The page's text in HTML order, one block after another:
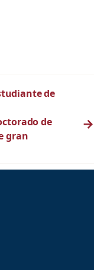
de
de
gran
→